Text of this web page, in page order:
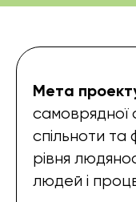
Мета
самоврядної
спільноти
рівня
людей і